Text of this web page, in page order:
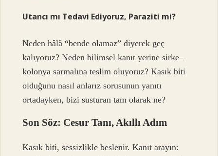
Utancı mı Tedavi Ediyoruz, Paraziti mi?
Neden hâlâ “bende olamaz” diyerek geç
kalıyoruz? Neden bilimsel kanıt yerine sirke–
kolonya sarmalına teslim oluyoruz? Kasık biti
olduğunu nasıl anlarız sorusunun yanıtı
ortadayken, bizi susturan tam olarak ne?
Son Söz: Cesur Tanı, Akıllı Adım
Kasık biti, sessizlikle beslenir. Kanıt arayın: